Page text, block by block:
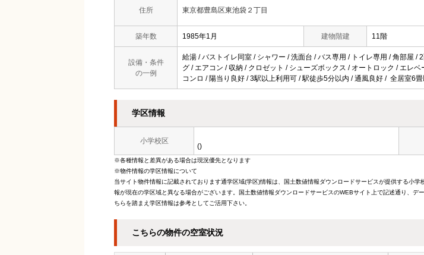
住所 東京都豊島区東池袋２丁目
築年数 1985年1月 建物階建 11階
設備・条件
の一例
給湯 / バストイレ同室 / シャワー / 洗面台 / バス専用 / トイレ専用 / 角部屋
グ / エアコン / 収納 / クロゼット / シューズボックス / オートロック / エレ
コンロ / 陽当り良好 / 3駅以上利用可 / 駅徒歩5分以内 / 通風良好 / 全居室6
学区情報
小学校区
()
※各種情報と差異がある場合は現況優先となります
※物件情報の学区情報について
当サイト物件情報に記載されております通学区域(学区)情報は、国土数値情報ダウンロードサービスが提供する小
報が現在の学区域と異なる場合がございます。国土数値情報ダウンロードサービスのWEBサイト上で記述通り、
ちらを踏まえ学区情報は参考としてご活用下さい。
こちらの物件の空室状況